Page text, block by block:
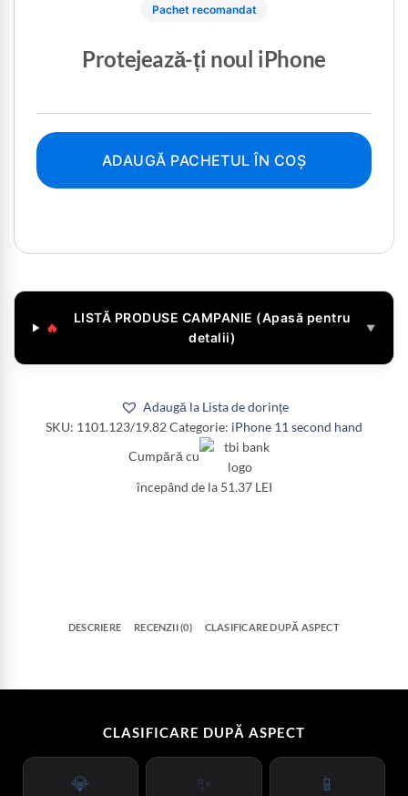
Pachet recomandat
Protejează-ți noul iPhone
ADAUGĂ PACHETUL ÎN COȘ
🔥
LISTĂ PRODUSE CAMPANIE (Apasă pentru
detalii)
▼
Adaugă la Lista de dorințe
SKU: 1101.123/19.82Categorie: iPhone 11 second hand
Cumpără cu
începând de la 51.37 LEI
DESCRIERE RECENZII (0) CLASIFICARE DUPĂ ASPECT
CLASIFICARE DUPĂ ASPECT
💎 ✨ 📱